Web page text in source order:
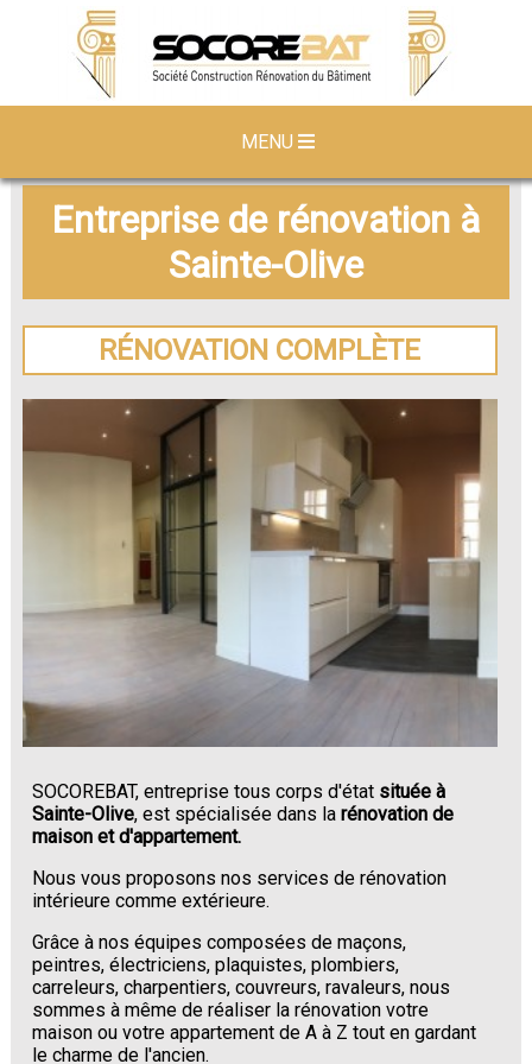
MENU
Entreprise de rénovation à
Sainte-Olive
RÉNOVATION COMPLÈTE
SOCOREBAT, entreprise tous corps d'état située à
Sainte-Olive, est spécialisée dans larénovation de
maison et d'appartement.
Nous vous proposons nos services de rénovation
intérieure comme extérieure.
Grâce à nos équipes composées de maçons,
peintres, électriciens, plaquistes, plombiers,
carreleurs, charpentiers, couvreurs, ravaleurs, nous
sommes à même de réaliser la rénovation votre
maison ou votre appartement de A à Z tout en gardant
le charme de l'ancien.